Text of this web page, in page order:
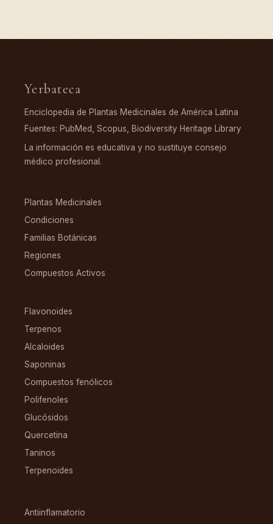
Yerbateca
Enciclopedia de Plantas Medicinales de América Latina
Fuentes: PubMed, Scopus, Biodiversity Heritage Library
La información es educativa y no sustituye consejo
médico profesional.
Plantas Medicinales
Condiciones
Familias Botánicas
Regiones
Compuestos Activos
Flavonoides
Terpenos
Alcaloides
Saponinas
Compuestos fenólicos
Polifenoles
Glucósidos
Quercetina
Taninos
Terpenoides
Antiinflamatorio